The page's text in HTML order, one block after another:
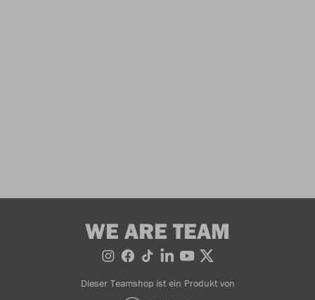
WE ARE TEAM
Dieser Teamshop ist ein Produkt von